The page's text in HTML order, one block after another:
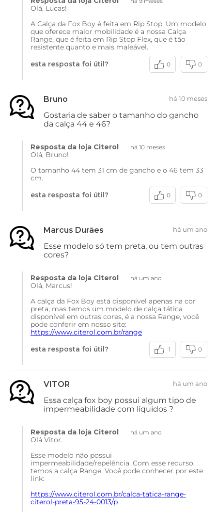
Olá, Lucas!
A Calça da Fox Boy é feita em Rip Stop. Um modelo
que oferece maior mobilidade é a nossa Calça
Range, que é feita em Rip Stop Flex, que é tão
resistente quanto e mais maleável.
esta resposta foi útil?
0 0
Bruno há 10 meses
Gostaria de saber o tamanho do gancho
da calça 44 e 46?
Resposta da loja Citerol há 10 meses
Olá, Bruno!
O tamanho 44 tem 31 cm de gancho e o 46 tem 33
cm.
esta resposta foi útil?
0 0
Marcus Durães há um ano
Esse modelo só tem preta, ou tem outras
cores?
Resposta da loja Citerol há um ano
Olá, Marcus!
A calça da Fox Boy está disponível apenas na cor
preta, mas temos um modelo de calça tática
disponível em outras cores, é a nossa Range, você
pode conferir em nosso site:
https://www.citerol.com.br/range
esta resposta foi útil?
1 0
VITOR há um ano
Essa calça fox boy possui algum tipo de
impermeabilidade com líquidos ?
Resposta da loja Citerol há um ano
Olá Vitor.
Esse modelo não possui
impermeabilidade/repelência. Com esse recurso,
temos a calça Range. Você pode conhecer por este
link:
https://www.citerol.com.br/calca-tatica-range-
citerol-preta-95-24-0013/p